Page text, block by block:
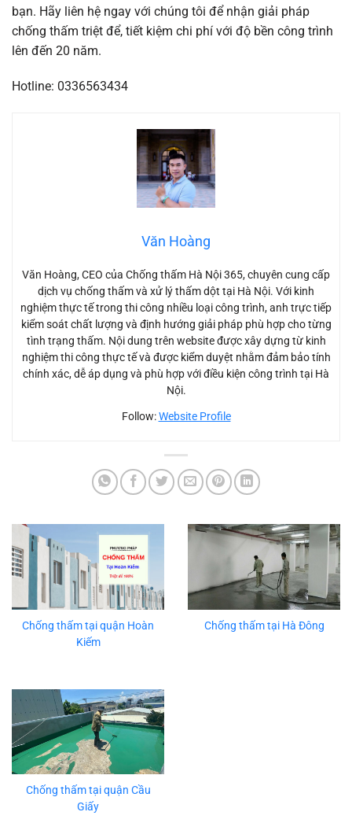
bạn. Hãy liên hệ ngay với chúng tôi để nhận giải pháp
chống thấm triệt để, tiết kiệm chi phí với độ bền công trình
lên đến 20 năm.
Hotline: 0336563434
Văn Hoàng
Văn Hoàng, CEO của Chống thấm Hà Nội 365, chuyên cung cấp
dịch vụ chống thấm và xử lý thấm dột tại Hà Nội. Với kinh
nghiệm thực tế trong thi công nhiều loại công trình, anh trực tiếp
kiểm soát chất lượng và định hướng giải pháp phù hợp cho từng
tình trạng thấm. Nội dung trên website được xây dựng từ kinh
nghiệm thi công thực tế và được kiểm duyệt nhằm đảm bảo tính
chính xác, dễ áp dụng và phù hợp với điều kiện công trình tại Hà
Nội.
Follow:Website Profile
Chống thấm tại quận Hoàn
Kiếm
Chống thấm tại Hà Đông
Chống thấm tại quận Cầu
Giấy